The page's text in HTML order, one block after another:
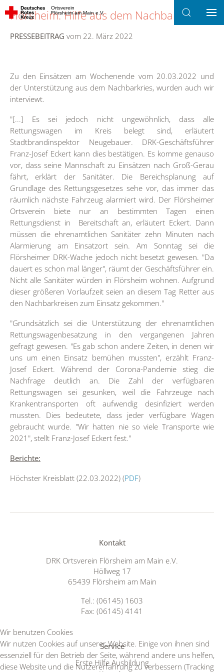
Ortsverein
Flörsheim am Main e.V.
Flörsheim: Hilfe aus dem Nachbarkreis
PRESSEBEITRAG vom 22. März 2022
Zu den Einsätzen am Wochenende vom 20.03.2022 und
der Unterstützung aus dem Nachbarkries, wurden auch wir
interviewt.
"[...] Es sei jedoch nicht ungewöhnlich, dass alle
Rettungswagen im Kreis belegt sind, erläutert
Stadtbrandinspektor Neugebauer. DRK-Geschäftsführer
Franz-Josef Eckert kann dies bestätigen. Es komme genauso
vor, dass seine Mannschaft zu Einsätzen nach Groß-Gerau
fährt, erklärt der Sanitäter. Die Bereichsplanung auf
Grundlage des Rettungsgesetzes sehe vor, das immer das
räumlich nächste Fahrzeug alarmiert wird. Der Flörsheimer
Ortsverein biete nur an bestimmten Tagen einen
Rettungsdienst in Bereitschaft an, erläutert Eckert. Dann
müssen die ehrenamtlichen Sanitäter zehn Minuten nach
Alarmierung am Einsatzort sein. Am Sonntag sei die
Flörsheimer DRK-Wache jedoch nicht besetzt gewesen. "Da
dauert es schon mal länger", räumt der Geschäftsführer ein.
Nicht alle Sanitäter würden in Flörsheim wohnen. Aufgrund
dieser größeren Vorlaufzeit seien an diesem Tag Retter aus
den Nachbarkreisen zum Einsatz gekommen."
"Grundsätzlich sei die Unterstützung der ehrenamtlichen
Rettungswagenbesatzung in den vergangenen Jahren
gefragt gewesen. "Es gab schon andere Zeiten, in denen wir
uns um einen Einsatz bemühen mussten", erzählt Franz-
Josef Eckert. Während der Corona-Pandemie stieg die
Nachfrage deutlich an. Die Zahl der verfügbaren
Rettungswagen sei gesunken, weil die Fahrzeuge nach
Krankentransporten oft aufwendig desinfiziert werden
mussten. Dies bedeutete, dass jeder verfügbare Wagen
gebraucht wurde. "Wir hatten nie so viele Transporte wie
2021", stellt Franz-Josef Eckert fest."
Berichte:
Höchster Kreisblatt (22.03.2022) (PDF)
Kontakt
DRK Ortsverein Flörsheim am Main e.V.
Höllweg 17
65439 Flörsheim am Main
Tel.: (06145) 1603
Fax: (06145) 4141
Service
Erste Hilfe Ausbildung
Wir benutzen Cookies
Wir nutzen Cookies auf unserer Website. Einige von ihnen sind
essenziell für den Betrieb der Seite, während andere uns helfen,
diese Website und die Nutzererfahrung zu verbessern (Tracking